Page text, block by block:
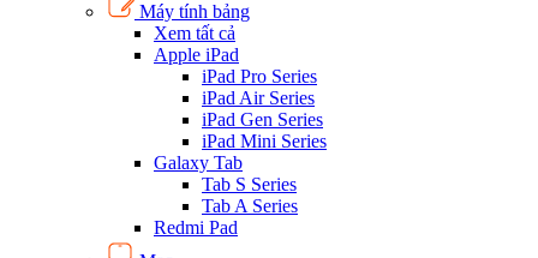
Máy tính bảng
Xem tất cả
Apple iPad
iPad Pro Series
iPad Air Series
iPad Gen Series
iPad Mini Series
Galaxy Tab
Tab S Series
Tab A Series
Redmi Pad